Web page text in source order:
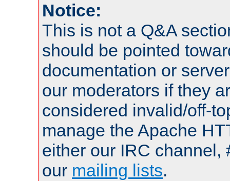
Notice:
This is not a Q&A
should be pointed
documentation or
our moderators if they
considered invalid/off-
manage the Apache
either our IRC channel,
our mailing lists.